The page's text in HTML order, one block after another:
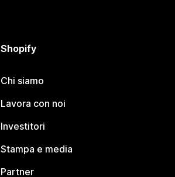
Shopify
Chi siamo
Lavora con noi
Investitori
Stampa e media
Partner